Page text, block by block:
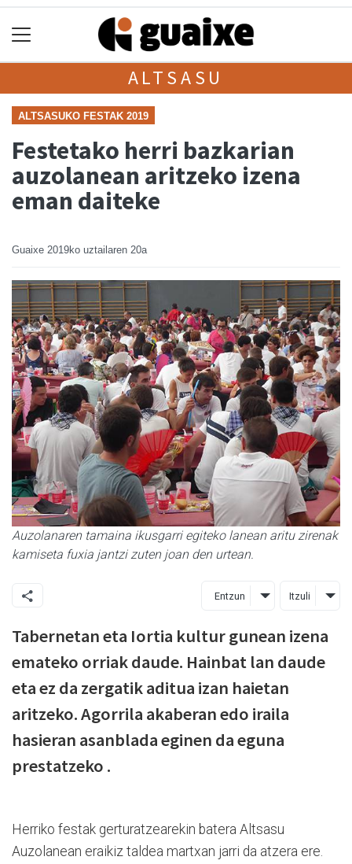
ALTSASU
ALTSASUKO FESTAK 2019
Festetako herri bazkarian
auzolanean aritzeko izena
eman daiteke
Guaixe 2019ko uztailaren 20a
Auzolanaren tamaina ikusgarri egiteko lanean aritu zirenak
kamiseta fuxia jantzi zuten joan den urtean.
Entzun Itzuli
Tabernetan eta Iortia kultur gunean izena
emateko orriak daude. Hainbat lan daude
eta ez da zergatik aditua izan haietan
aritzeko. Agorrila akaberan edo iraila
hasieran asanblada eginen da eguna
prestatzeko .
Herriko festak gerturatzearekin batera Altsasu
Auzolanean eraikiz taldea martxan jarri da atzera ere.